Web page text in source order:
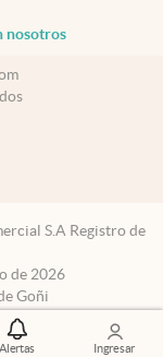
Alertas Ingresar
nosotros
S.A Registro de
de 2026
Goñi